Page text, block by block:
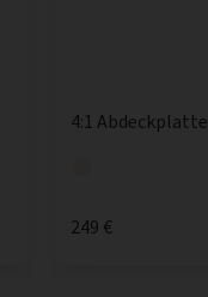
4:1 Abdeckplatte
249 €